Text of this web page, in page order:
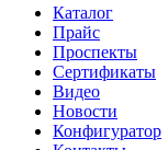
Каталог
Прайс
Проспекты
Сертификаты
Видео
Новости
Конфигуратор